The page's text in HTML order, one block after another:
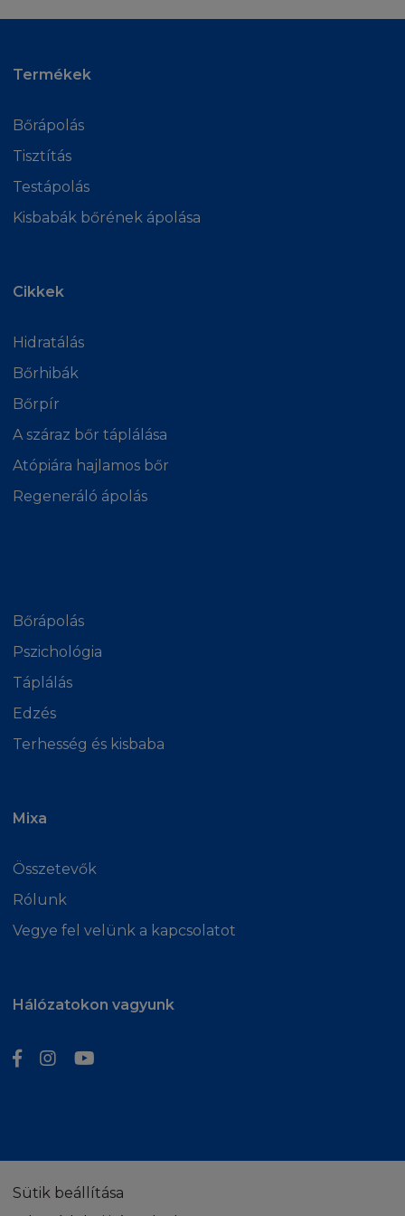
Termékek
Bőrápolás
Tisztítás
Testápolás
Kisbabák bőrének ápolása
Cikkek
Hidratálás
Bőrhibák
Bőrpír
A száraz bőr táplálása
Atópiára hajlamos bőr
Regeneráló ápolás
Bőrápolás
Pszichológia
Táplálás
Edzés
Terhesség és kisbaba
Mixa
Összetevők
Rólunk
Vegye fel velünk a kapcsolatot
Hálózatokon vagyunk
Sütik beállítása